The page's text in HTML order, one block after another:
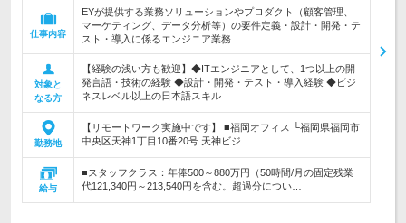
仕事内容
EYが提供する業務ソリューションやプロダクト（顧客管理、
マーケティング、データ分析等）の要件定義・設計・開発・テ
スト・導入に係るエンジニア業務
対象と
なる方
【経験の浅い方も歓迎】◆ITエンジニアとして、1つ以上の開
発言語・技術の経験 ◆設計・開発・テスト・導入経験 ◆ビジ
ネスレベル以上の日本語スキル
勤務地
【リモートワーク実施中です】 ■福岡オフィス └福岡県福岡市
中央区天神1丁目10番20号 天神ビジ…
給与
■スタッフクラス：年俸500～880万円（50時間/月の固定残業
代121,340円～213,540円を含む。超過分につい…